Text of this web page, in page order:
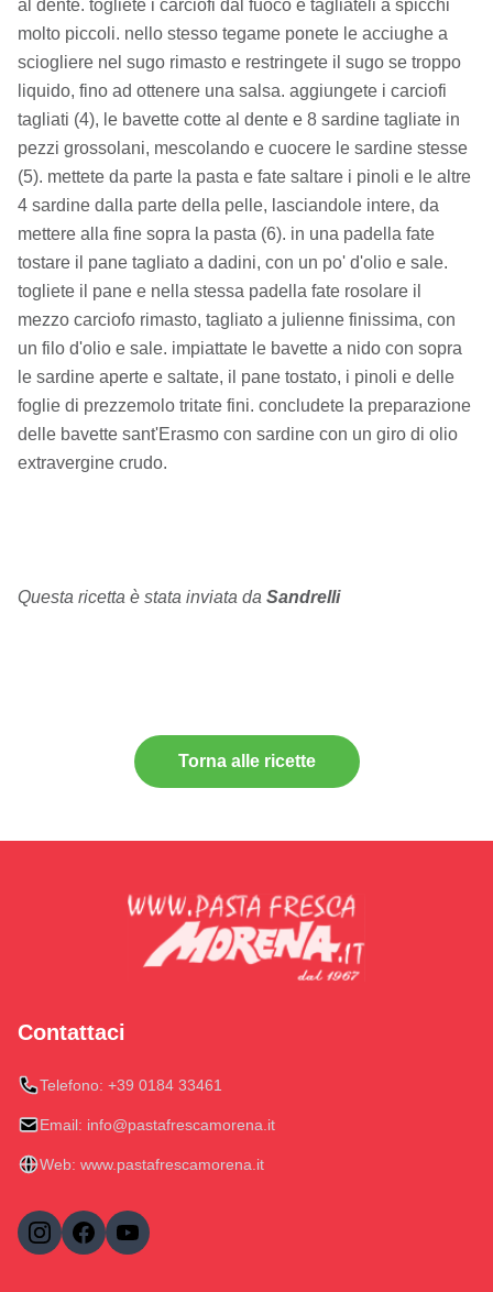
al dente. togliete i carciofi dal fuoco e tagliateli a spicchi
molto piccoli. nello stesso tegame ponete le acciughe a
sciogliere nel sugo rimasto e restringete il sugo se troppo
liquido, fino ad ottenere una salsa. aggiungete i carciofi
tagliati (4), le bavette cotte al dente e 8 sardine tagliate in
pezzi grossolani, mescolando e cuocere le sardine stesse
(5). mettete da parte la pasta e fate saltare i pinoli e le altre
4 sardine dalla parte della pelle, lasciandole intere, da
mettere alla fine sopra la pasta (6). in una padella fate
tostare il pane tagliato a dadini, con un po' d'olio e sale.
togliete il pane e nella stessa padella fate rosolare il
mezzo carciofo rimasto, tagliato a julienne finissima, con
un filo d'olio e sale. impiattate le bavette a nido con sopra
le sardine aperte e saltate, il pane tostato, i pinoli e delle
foglie di prezzemolo tritate fini. concludete la preparazione
delle bavette sant'Erasmo con sardine con un giro di olio
extravergine crudo.
Questa ricetta è stata inviata da Sandrelli
Torna alle ricette
Contattaci
Telefono: +39 0184 33461
Email: info@pastafrescamorena.it
Web: www.pastafrescamorena.it